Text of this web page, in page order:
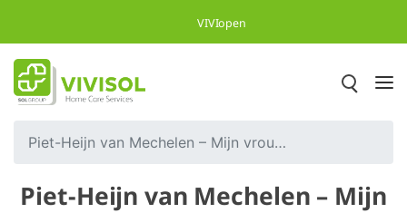
Overslaan en naar hoofdinhoud gaan
VIVIopen
Piet-Heijn van Mechelen – Mijn vrouw kan niet wennen aan het geluid
Piet-Heijn van Mechelen – Mijn